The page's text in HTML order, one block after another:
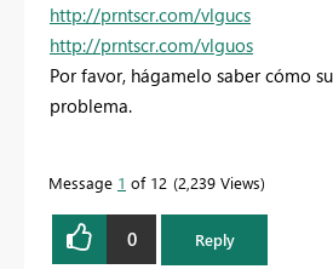
http://prntscr.com/vlgucs
http://prntscr.com/vlguos
Por favor, hágamelo saber cómo
problema.
Message 1 of 12 2,239 Views
0 Reply